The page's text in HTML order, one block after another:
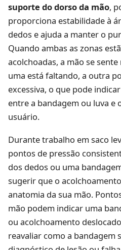
suporte do dorso da mão,
proporciona estabilidade à
dedos e ajuda a manter o
Quando ambas as zonas
acolchoadas, a mão se
uma está faltando, a outra
excessiva, o que pode
entre a bandagem ou luva e
usuário.
Durante trabalho em saco
pontos de pressão
dos dedos ou uma
sugerir que o
anatomia da sua mão.
mão podem indicar uma
ou acolchoamento
reavaliar como a bandagem